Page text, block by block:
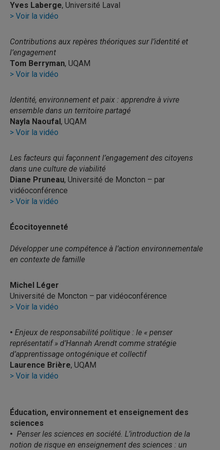
Yves Laberge, Université Laval
> Voir la vidéo
Contributions aux repères théoriques sur l’identité et
l’engagement
Tom Berryman, UQAM
> Voir la vidéo
Identité, environnement et paix : apprendre à vivre
ensemble dans un territoire partagé
Nayla Naoufal, UQAM
> Voir la vidéo
Les facteurs qui façonnent l’engagement des citoyens
dans une culture de viabilité
Diane Pruneau, Université de Moncton – par
vidéoconférence
> Voir la vidéo
Écocitoyenneté
Développer une compétence à l’action environnementale
en contexte de famille
Michel Léger
Université de Moncton – par vidéoconférence
> Voir la vidéo
• Enjeux de responsabilité politique : le « penser
représentatif » d’Hannah Arendt comme stratégie
d’apprentissage ontogénique et collectif
Laurence Brière, UQAM
> Voir la vidéo
Éducation, environnement et enseignement des
sciences
• Penser les sciences en société. L’introduction de la
notion de risque en enseignement des sciences : un